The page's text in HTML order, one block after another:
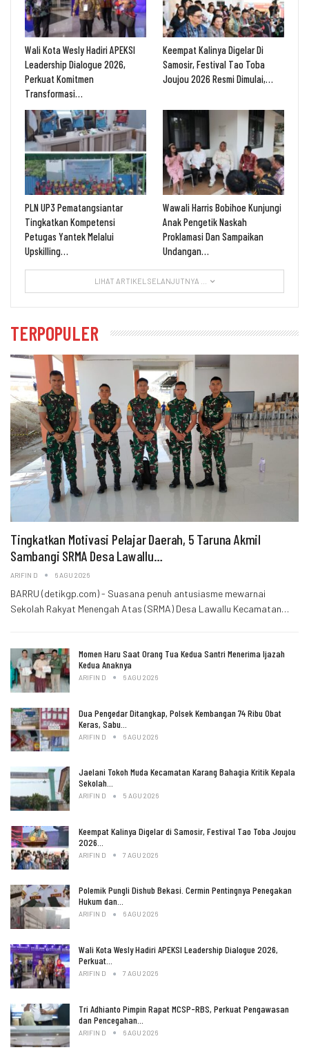
Wali Kota Wesly Hadiri APEKSI
Leadership Dialogue 2026,
Perkuat Komitmen
Transformasi…
Keempat Kalinya Digelar Di
Samosir, Festival Tao Toba
Joujou 2026 Resmi Dimulai,…
PLN UP3 Pematangsiantar
Tingkatkan Kompetensi
Petugas Yantek Melalui
Upskilling…
Wawali Harris Bobihoe Kunjungi
Anak Pengetik Naskah
Proklamasi Dan Sampaikan
Undangan…
LIHAT ARTIKEL SELANJUTNYA ...
TERPOPULER
Tingkatkan Motivasi Pelajar Daerah, 5 Taruna Akmil
Sambangi SRMA Desa Lawallu…
ARIFIN D 6 AGU 2026
BARRU (detikgp.com) - Suasana penuh antusiasme mewarnai
Sekolah Rakyat Menengah Atas (SRMA) Desa Lawallu Kecamatan…
Momen Haru Saat Orang Tua Kedua Santri Menerima Ijazah
Kedua Anaknya
ARIFIN D 6 AGU 2026
Dua Pengedar Ditangkap, Polsek Kembangan 74 Ribu Obat
Keras, Sabu…
ARIFIN D 6 AGU 2026
Jaelani Tokoh Muda Kecamatan Karang Bahagia Kritik Kepala
Sekolah…
ARIFIN D 5 AGU 2026
Keempat Kalinya Digelar di Samosir, Festival Tao Toba Joujou
2026…
ARIFIN D 7 AGU 2026
Polemik Pungli Dishub Bekasi. Cermin Pentingnya Penegakan
Hukum dan…
ARIFIN D 6 AGU 2026
Wali Kota Wesly Hadiri APEKSI Leadership Dialogue 2026,
Perkuat…
ARIFIN D 7 AGU 2026
Tri Adhianto Pimpin Rapat MCSP-RBS, Perkuat Pengawasan
dan Pencegahan…
ARIFIN D 6 AGU 2026